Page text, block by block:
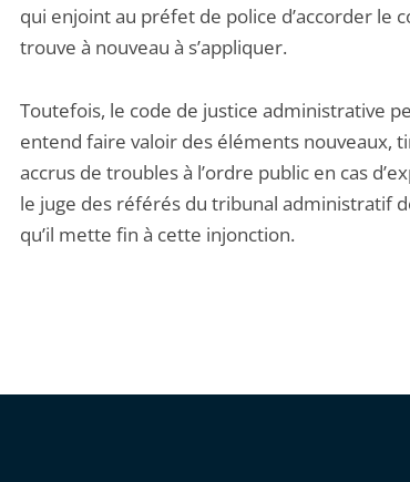
qui enjoint au préfet de police d’accorder le
trouve à nouveau à s’appliquer.
Toutefois, le code de justice administrative
entend faire valoir des éléments nouveaux,
accrus de troubles à l’ordre public en cas
le juge des référés du tribunal administratif
qu’il mette fin à cette injonction.